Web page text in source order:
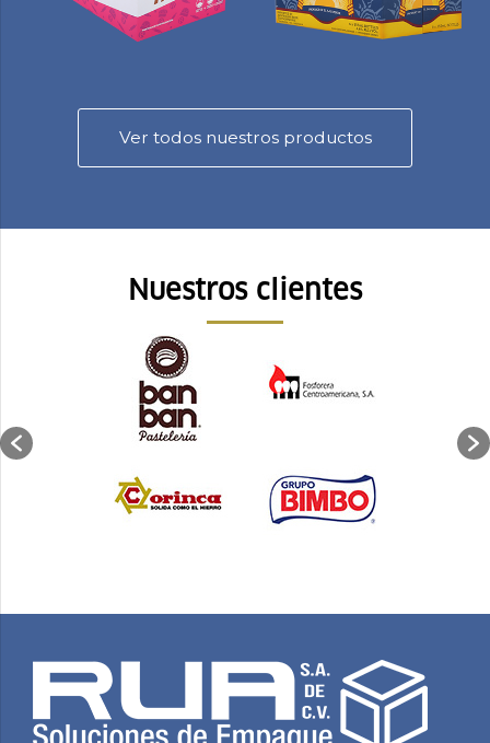
Ver todos nuestros productos
Nuestros clientes